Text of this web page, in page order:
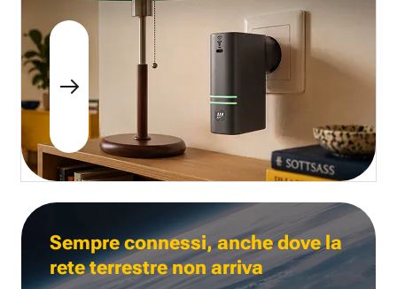
Sempre connessi, anche dove la
rete terrestre non arriva